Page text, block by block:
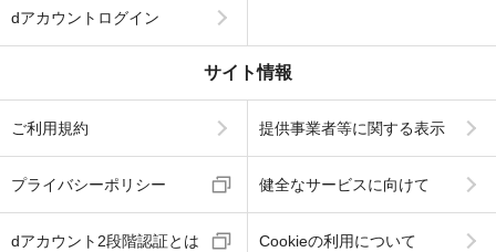
dアカウントログイン
サイト情報
ご利用規約 提供事業者等に関する表示
プライバシーポリシー 健全なサービスに向けて
dアカウント2段階認証とは Cookieの利用について